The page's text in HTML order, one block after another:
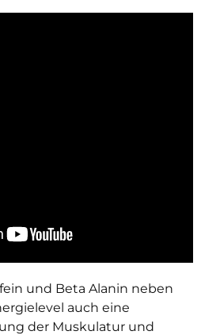
und Beta Alanin neben
auch eine
der Muskulatur und